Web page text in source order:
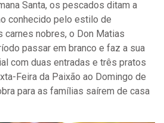
Santa, os pescados ditam a
conhecido pelo estilo de
carnes nobres, o Don Matias
passar em branco e faz a sua
com duas entradas e três pratos
Feira da Paixão ao Domingo de
para as famílias saírem de casa